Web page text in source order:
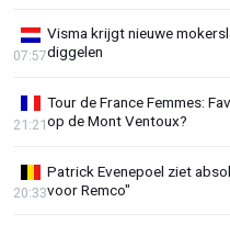
Visma krijgt nieuwe
diggelen
07:57
Tour de France Femmes:
op de Mont Ventoux?
21:21
Patrick Evenepoel ziet
voor Remco"
20:33